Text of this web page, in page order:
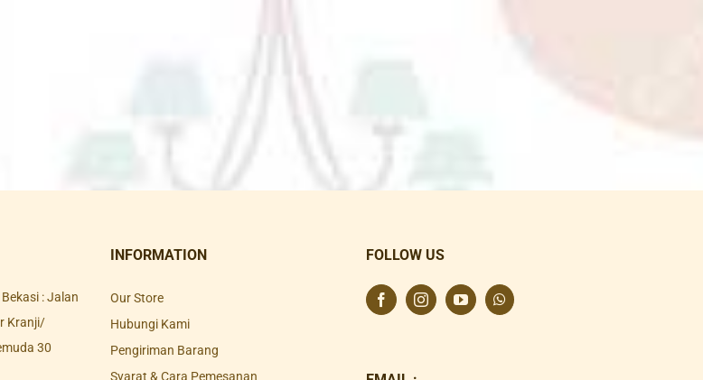
: Jalan
Kranji/
30
INFORMATION
Our Store
Hubungi Kami
Pengiriman Barang
Syarat & Cara Pemesanan
FOLLOW US